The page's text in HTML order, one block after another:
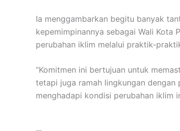
Ia menggambarkan begitu banyak
kepemimpinannya sebagai Wali Kota
perubahan iklim melalui praktik-
“Komitmen ini bertujuan untuk
tetapi juga ramah lingkungan
menghadapi kondisi perubahan iklim